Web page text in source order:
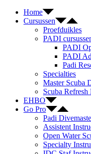
Home
Cursussen
Proefduikles
PADI
PADI
PADI
Padi
Specialties
Master Scuba
Scuba
EHBO
Go Pro
Padi
Assistent
Open Water
Specialty